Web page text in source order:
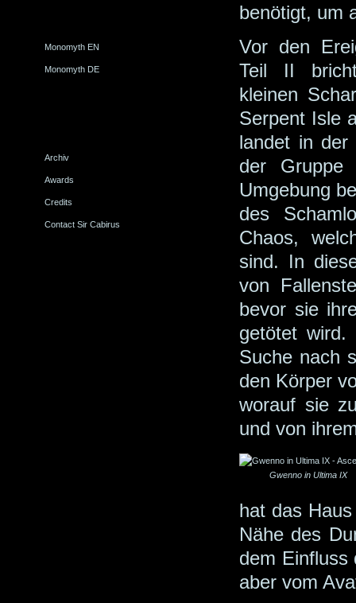
benötigt, um
Vor den
Teil II
kleinen
Serpent Isle
landet in
der Gruppe
Umgebung
des
Chaos,
sind. In
von
bevor sie
getötet
Suche nach
den Körper
worauf sie
und von
Gwenno in Ultima IX
hat das
Nähe des
dem Einfluss
aber vom
Monomyth EN
Monomyth DE
Archiv
Awards
Credits
Contact Sir Cabirus